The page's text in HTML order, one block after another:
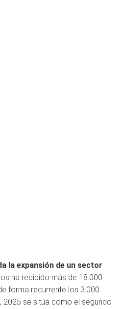
la expansión de un sector
ha recibido más de 18.000
forma recurrente los 3.000
2025 se sitúa como el segundo